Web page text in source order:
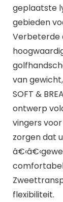
geplaatste
gebieden
Verbeterde
van
SOFT &
ontwerp
vingers
zorgen dat
flexibiliteit.